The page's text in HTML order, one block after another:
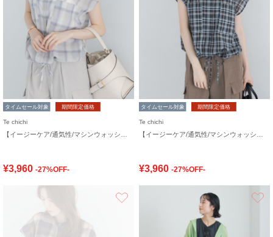
タイムセール対象 期間限定価格
Te chichi
¥3,960 -27%OFF-
タイムセール対象 期間限定価格
Te chichi
¥3,960 -27%OFF-